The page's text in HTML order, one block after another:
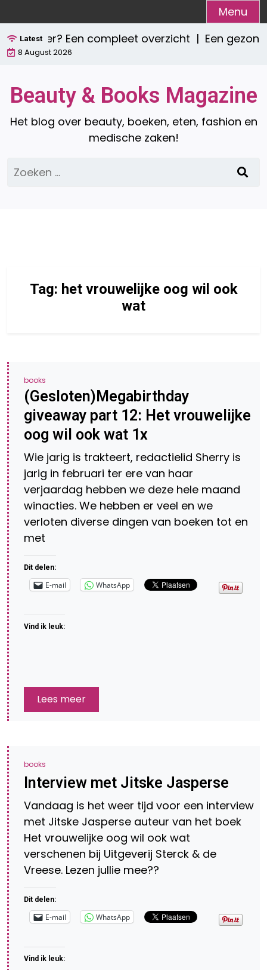
naar
de
inhoud
Menu
Latest
zijn er? Een compleet overzicht |Een
8 August 2026
Beauty & Books Magazine
Het blog over beauty, boeken, eten, fashion en
medische zaken!
Zoeken
naar:
Tag: het vrouwelijke oog wil ook
wat
books
(Gesloten)Megabirthday
giveaway part 12: Het vrouwelijke
oog wil ook wat 1x
Wie jarig is trakteert, redactielid Sherry is
jarig in februari ter ere van haar
verjaardag hebben we deze hele maand
winacties. We hebben er veel en we
verloten diverse dingen van boeken tot en
met
Dit delen:
E-mail WhatsApp
Vind ik leuk:
Lees meer
books
Interview met Jitske Jasperse
Vandaag is het weer tijd voor een interview
met Jitske Jasperse auteur van het boek
Het vrouwelijke oog wil ook wat
verschenen bij Uitgeverij Sterck & de
Vreese. Lezen jullie mee??
Dit delen:
E-mail WhatsApp
Vind ik leuk: